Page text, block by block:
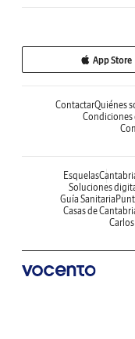
App Store
ContactarQuiénes
Condiciones
Esquelas
Soluciones
Guía Sanitaria
Casas de